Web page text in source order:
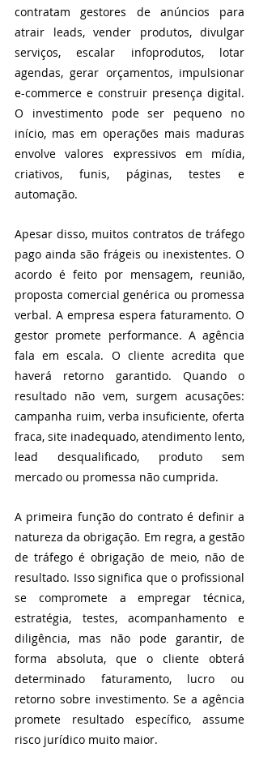
contratam gestores de anúncios para
atrair leads, vender produtos, divulgar
serviços, escalar infoprodutos, lotar
agendas, gerar orçamentos, impulsionar
e-commerce e construir presença digital.
O investimento pode ser pequeno no
início, mas em operações mais maduras
envolve valores expressivos em mídia,
criativos, funis, páginas, testes e
automação.
Apesar disso, muitos contratos de tráfego
pago ainda são frágeis ou inexistentes. O
acordo é feito por mensagem, reunião,
proposta comercial genérica ou promessa
verbal. A empresa espera faturamento. O
gestor promete performance. A agência
fala em escala. O cliente acredita que
haverá retorno garantido. Quando o
resultado não vem, surgem acusações:
campanha ruim, verba insuficiente, oferta
fraca, site inadequado, atendimento lento,
lead desqualificado, produto sem
mercado ou promessa não cumprida.
A primeira função do contrato é definir a
natureza da obrigação. Em regra, a gestão
de tráfego é obrigação de meio, não de
resultado. Isso significa que o profissional
se compromete a empregar técnica,
estratégia, testes, acompanhamento e
diligência, mas não pode garantir, de
forma absoluta, que o cliente obterá
determinado faturamento, lucro ou
retorno sobre investimento. Se a agência
promete resultado específico, assume
risco jurídico muito maior.